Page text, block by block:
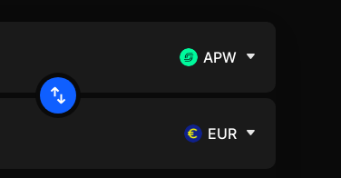
APW
EUR